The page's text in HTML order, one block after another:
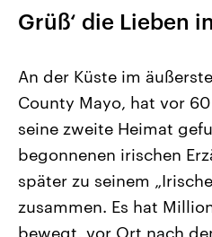
Landtagswahl Sachsen-Anhalt
2026
Alle Informationen
Sachsen-Anhalt wählt am 6.
September 2026 einen neuen
Bundesland von einer Koalition
Grüß‘ die Lieben
An der Küste im
County Mayo, hat vor
seine zweite Heimat
begonnenen irischen
später zu seinem
zusammen. Es hat
bewegt, vor Ort nach